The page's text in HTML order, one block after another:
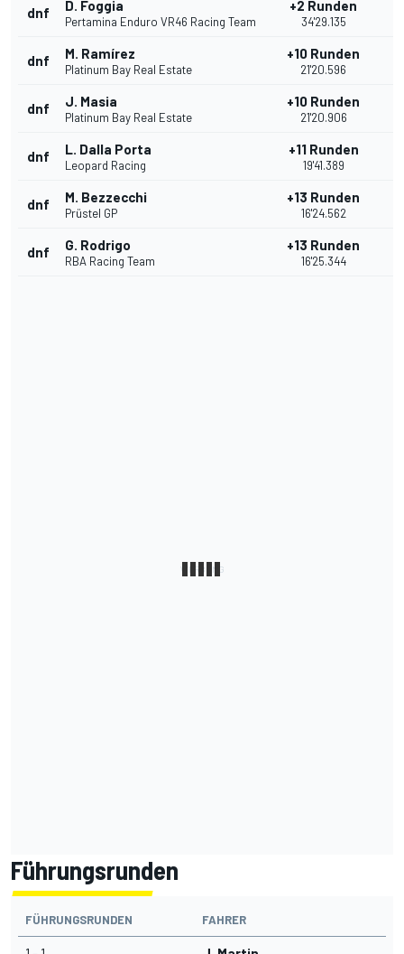
dnf D. Foggia
Pertamina Enduro VR46 Racing Team
+2 Runden
34'29.135
dnf M. Ramírez
Platinum Bay Real Estate
+10 Runden
21'20.596
dnf J. Masia
Platinum Bay Real Estate
+10 Runden
21'20.906
dnf L. Dalla Porta
Leopard Racing
+11 Runden
19'41.389
dnf M. Bezzecchi
Prüstel GP
+13 Runden
16'24.562
dnf G. Rodrigo
RBA Racing Team
+13 Runden
16'25.344
Führungsrunden
FÜHRUNGSRUNDEN FAHRER